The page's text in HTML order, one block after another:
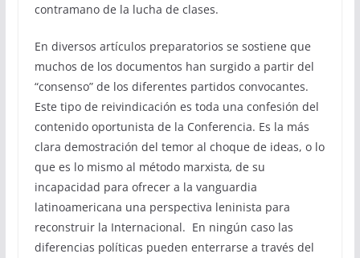
contramano de la lucha de clases.
En diversos artículos preparatorios se sostiene que
muchos de los documentos han surgido a partir del
“consenso” de los diferentes partidos convocantes.
Este tipo de reivindicación es toda una confesión del
contenido oportunista de la Conferencia. Es la más
clara demostración del temor al choque de ideas, o lo
que es lo mismo al método marxista, de su
incapacidad para ofrecer a la vanguardia
latinoamericana una perspectiva leninista para
reconstruir la Internacional. En ningún caso las
diferencias políticas pueden enterrarse a través del